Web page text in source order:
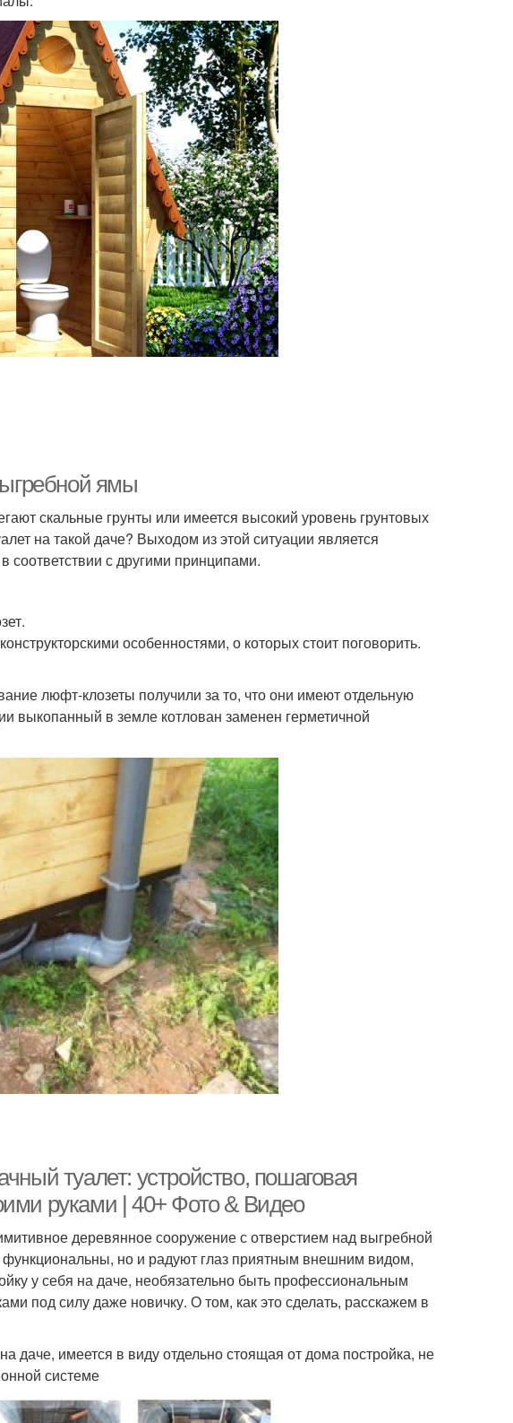
ямы
скальные грунты или имеется высокий уровень грунтовых
на такой даче? Выходом из этой ситуации является
соответствии с другими принципами.
особенностями, о которых стоит поговорить.
люфт-клозеты получили за то, что они имеют отдельную
выкопанный в земле котлован заменен герметичной
туалет: устройство, пошаговая
руками | 40+ Фото & Видео
деревянное сооружение с отверстием над выгребной
но и радуют глаз приятным внешним видом,
у себя на даче, необязательно быть профессиональным
под силу даже новичку. О том, как это сделать, расскажем в
даче, имеется в виду отдельно стоящая от дома постройка, не
системе